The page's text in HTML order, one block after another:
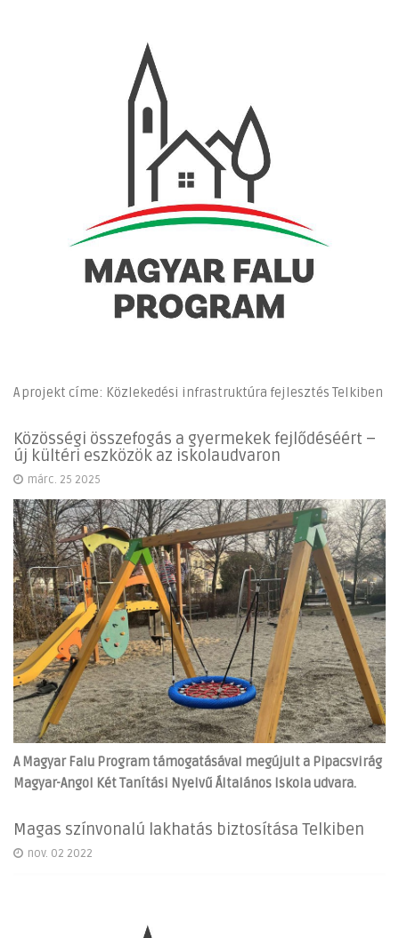
A projekt címe: Közlekedési infrastruktúra fejlesztés Telkiben
Közösségi összefogás a gyermekek fejlődéséért –
új kültéri eszközök az iskolaudvaron
márc. 25 2025
A Magyar Falu Program támogatásával megújult a Pipacsvirág
Magyar-Angol Két Tanítási Nyelvű Általános Iskola udvara.
Magas színvonalú lakhatás biztosítása Telkiben
nov. 02 2022